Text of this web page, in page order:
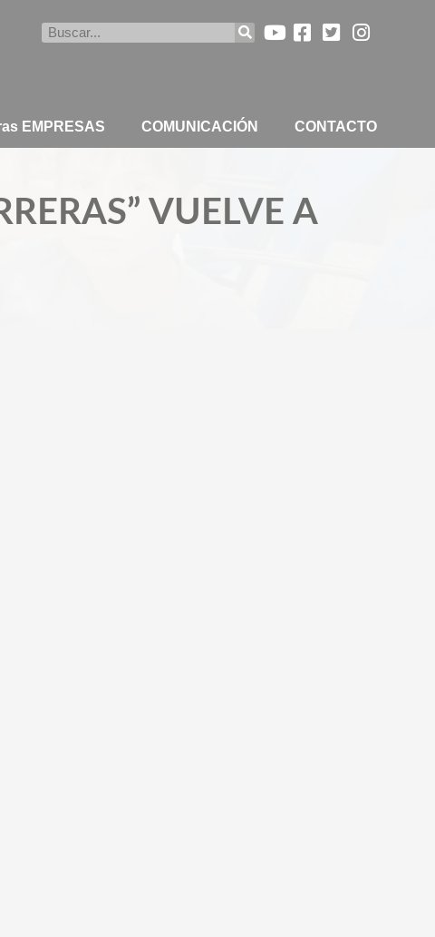
Buscar
EMPRESAS COMUNICACIÓN CONTACTO
VUELVE A